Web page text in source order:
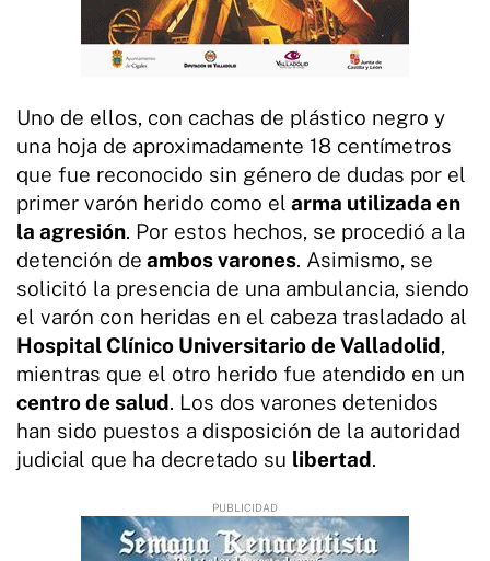
Uno de ellos, con cachas de plástico negro y
una hoja de aproximadamente 18 centímetros
que fue reconocido sin género de dudas por el
primer varón herido como el arma utilizada en
la agresión. Por estos hechos, se procedió a la
detención de ambos varones. Asimismo, se
solicitó la presencia de una ambulancia, siendo
el varón con heridas en el cabeza trasladado al
Hospital Clínico Universitario de Valladolid,
mientras que el otro herido fue atendido en un
centro de salud. Los dos varones detenidos
han sido puestos a disposición de la autoridad
judicial que ha decretado su libertad.